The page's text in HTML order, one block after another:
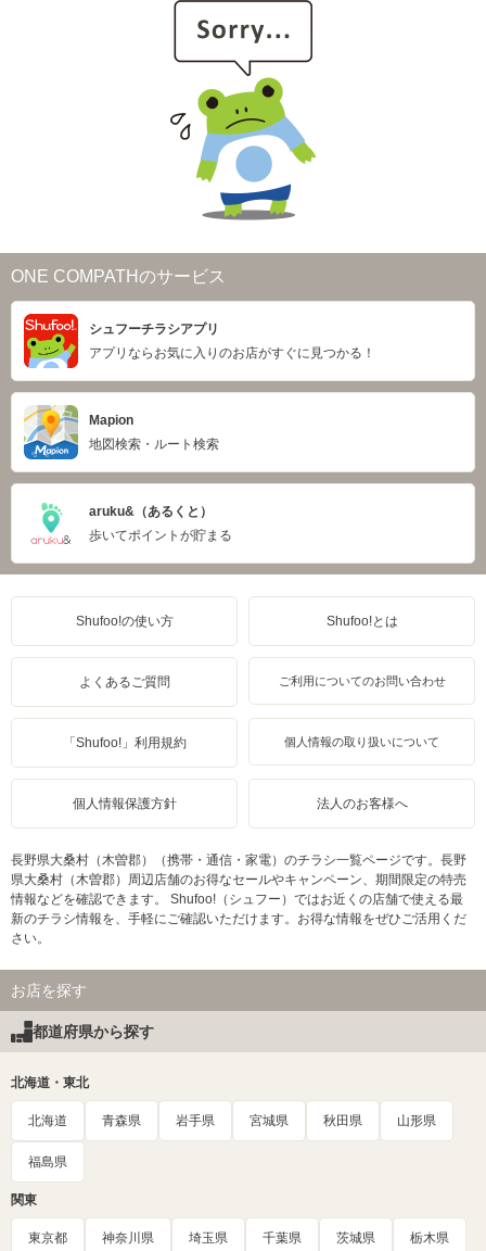
ONE COMPATHのサービス
シュフーチラシアプリ
アプリならお気に入りのお店がすぐに見つかる！
Mapion
地図検索・ルート検索
aruku&（あるくと）
歩いてポイントが貯まる
Shufoo!の使い方 Shufoo!とは
よくあるご質問 ご利用についてのお問い合わせ
「Shufoo!」利用規約 個人情報の取り扱いについて
個人情報保護方針 法人のお客様へ
長野県大桑村（木曽郡）（携帯・通信・家電）のチラシ一覧ページです。長野
県大桑村（木曽郡）周辺店舗のお得なセールやキャンペーン、期間限定の特売
情報などを確認できます。 Shufoo!（シュフー）ではお近くの店舗で使える最
新のチラシ情報を、手軽にご確認いただけます。お得な情報をぜひご活用くだ
さい。
お店を探す
都道府県から探す
北海道・東北
北海道 青森県 岩手県 宮城県 秋田県 山形県
福島県
関東
東京都 神奈川県 埼玉県 千葉県 茨城県 栃木県